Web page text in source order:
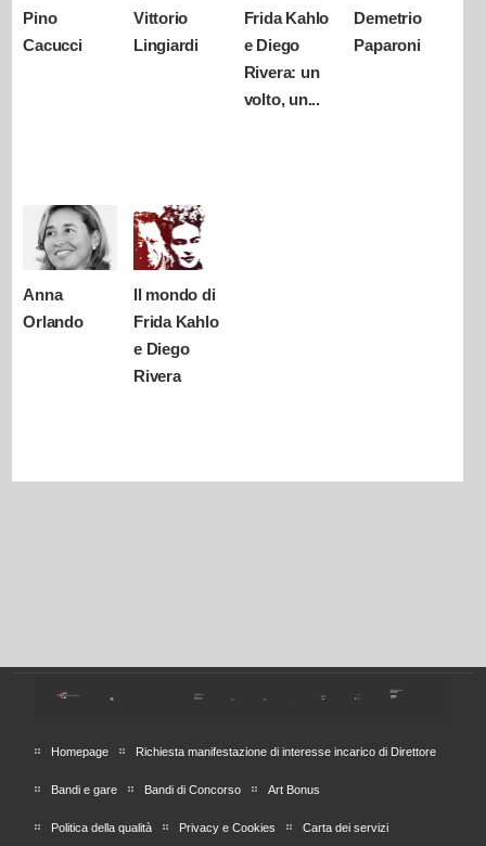
Pino
Cacucci
Vittorio
Lingiardi
Frida Kahlo
e Diego
Rivera: un
volto, un...
Demetrio
Paparoni
Anna
Orlando
Il mondo di
Frida Kahlo
e Diego
Rivera
Homepage Richiesta manifestazione di interesse incarico di Direttore
Bandi e gare Bandi di Concorso Art Bonus
Politica della qualità Privacy e Cookies Carta dei servizi